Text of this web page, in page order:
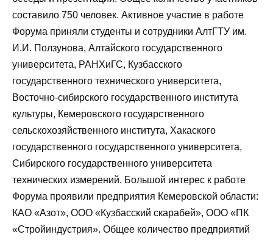
составило 750 человек. Активное участие в работе
Форума приняли студенты и сотрудники АлтГТУ им.
И.И. Ползунова, Алтайского государственного
университета, РАНХиГС, Кузбасского
государственного технического университета,
Восточно-сибирского государственного института
культуры, Кемеровского государственного
сельскохозяйственного института, Хакаского
государственного государственного университета,
Сибирского государственного университета
технических измерений. Большой интерес к работе
Форума проявили предприятия Кемеровской области:
КАО «Азот», ООО «Кузбасский скарабей», ООО «ПК
«Стройиндустрия». Общее количество предприятий